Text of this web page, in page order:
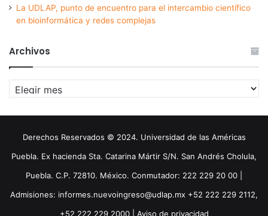
La UDLAP, punto de encuentro para el intercambio científico
en bioinformática y redes complejas
Archivos
Archivos
Derechos Reservados © 2024. Universidad de las Américas
Puebla. Ex hacienda Sta. Catarina Mártir S/N. San Andrés Cholula,
Puebla. C.P. 72810. México. Conmutador: 222 229 20 00 |
Admisiones: informes.nuevoingreso@udlap.mx +52 222 229 2112,
+52 222 229 2000 | Aviso de privacidad